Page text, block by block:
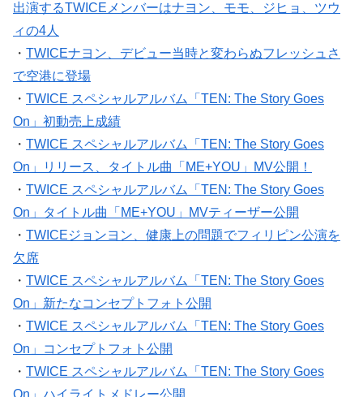
出演するTWICEメンバーはナヨン、モモ、ジヒョ、ツウ
ィの4人
・ TWICEナヨン、デビュー当時と変わらぬフレッシュさ
で空港に登場
・ TWICE スペシャルアルバム「TEN: The Story Goes
On」初動売上成績
・ TWICE スペシャルアルバム「TEN: The Story Goes
On」リリース、タイトル曲「ME+YOU」MV公開！
・ TWICE スペシャルアルバム「TEN: The Story Goes
On」タイトル曲「ME+YOU」MVティーザー公開
・ TWICEジョンヨン、健康上の問題でフィリピン公演を
欠席
・ TWICE スペシャルアルバム「TEN: The Story Goes
On」新たなコンセプトフォト公開
・ TWICE スペシャルアルバム「TEN: The Story Goes
On」コンセプトフォト公開
・ TWICE スペシャルアルバム「TEN: The Story Goes